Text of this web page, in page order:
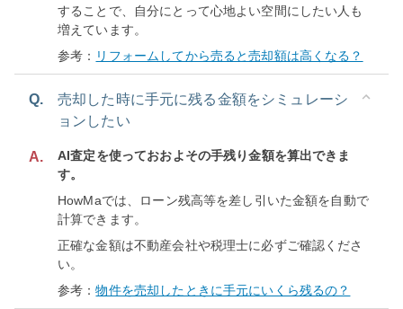
することで、自分にとって心地よい空間にしたい人も
増えています。
参考： リフォームしてから売ると売却額は高くなる？
Q.
売却した時に手元に残る金額をシミュレーシ
ョンしたい
A.
AI査定を使っておおよその手残り金額を算出できま
す。
HowMaでは、ローン残高等を差し引いた金額を自動で
計算できます。
正確な金額は不動産会社や税理士に必ずご確認くださ
い。
参考：物件を売却したときに手元にいくら残るの？